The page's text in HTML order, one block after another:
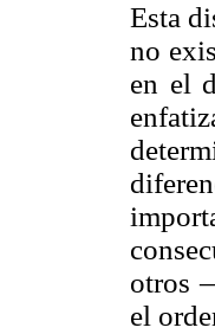
Esta
no
en el
otros
el